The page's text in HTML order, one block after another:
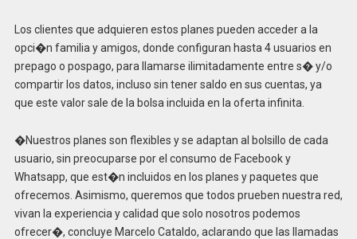
Los clientes que adquieren estos planes pueden acceder a la
opci�n familia y amigos, donde configuran hasta 4 usuarios en
prepago o pospago, para llamarse ilimitadamente entre s� y/o
compartir los datos, incluso sin tener saldo en sus cuentas, ya
que este valor sale de la bolsa incluida en la oferta infinita.
�Nuestros planes son flexibles y se adaptan al bolsillo de cada
usuario, sin preocuparse por el consumo de Facebook y
Whatsapp, que est�n incluidos en los planes y paquetes que
ofrecemos. Asimismo, queremos que todos prueben nuestra red,
vivan la experiencia y calidad que solo nosotros podemos
ofrecer�, concluye Marcelo Cataldo, aclarando que las llamadas